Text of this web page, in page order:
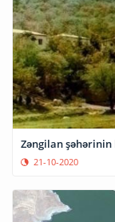
Zəngilan şəhərinin
21-10-2020